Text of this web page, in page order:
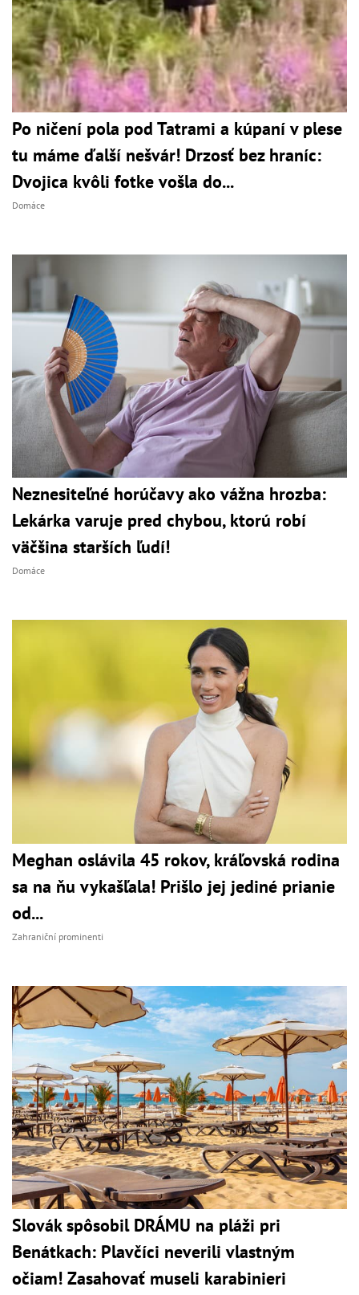
Po ničení pola pod Tatrami a kúpaní v plese
tu máme ďalší nešvár! Drzosť bez hraníc:
Dvojica kvôli fotke vošla do...
Domáce
Neznesiteľné horúčavy ako vážna hrozba:
Lekárka varuje pred chybou, ktorú robí
väčšina starších ľudí!
Domáce
Meghan oslávila 45 rokov, kráľovská rodina
sa na ňu vykašľala! Prišlo jej jediné prianie
od...
Zahraniční prominenti
Slovák spôsobil DRÁMU na pláži pri
Benátkach: Plavčíci neverili vlastným
očiam! Zasahovať museli karabinieri